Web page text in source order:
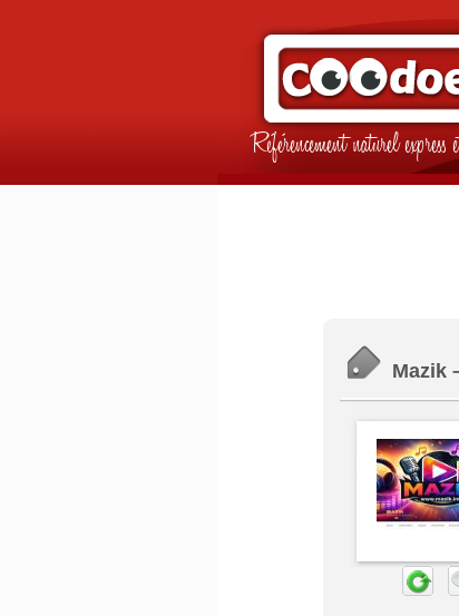
Référencement naturel
Mazik